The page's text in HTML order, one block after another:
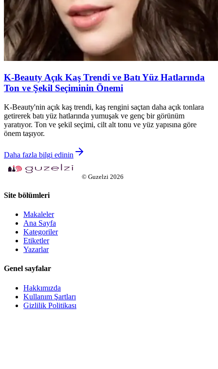
K-Beauty Açık Kaş Trendi ve Batı Yüz Hatlarında
Ton ve Şekil Seçiminin Önemi
K-Beauty'nin açık kaş trendi, kaş rengini saçtan daha açık tonlara
getirerek batı yüz hatlarında yumuşak ve genç bir görünüm
yaratıyor. Ton ve şekil seçimi, cilt alt tonu ve yüz yapısına göre
önem taşıyor.
Daha fazla bilgi edinin
© Guzelzi 2026
Site bölümleri
Makaleler
Ana Sayfa
Kategoriler
Etiketler
Yazarlar
Genel sayfalar
Hakkımızda
Kullanım Şartları
Gizlilik Politikası